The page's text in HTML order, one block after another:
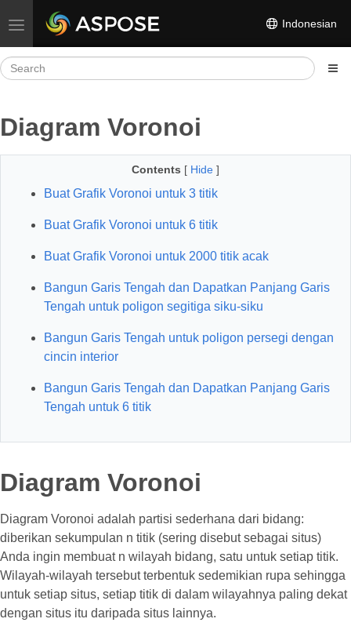
Toggle navigation Indonesian
Diagram Voronoi
Contents [ Hide ]
Buat Grafik Voronoi untuk 3 titik
Buat Grafik Voronoi untuk 6 titik
Buat Grafik Voronoi untuk 2000 titik acak
Bangun Garis Tengah dan Dapatkan Panjang Garis
Tengah untuk poligon segitiga siku-siku
Bangun Garis Tengah untuk poligon persegi dengan
cincin interior
Bangun Garis Tengah dan Dapatkan Panjang Garis
Tengah untuk 6 titik
Diagram Voronoi
Diagram Voronoi adalah partisi sederhana dari bidang:
diberikan sekumpulan n titik (sering disebut sebagai situs)
Anda ingin membuat n wilayah bidang, satu untuk setiap titik.
Wilayah-wilayah tersebut terbentuk sedemikian rupa sehingga
untuk setiap situs, setiap titik di dalam wilayahnya paling dekat
dengan situs itu daripada situs lainnya.